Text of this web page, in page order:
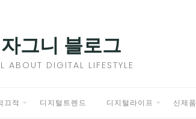
자그니 블로그
ABOUT DIGITAL LIFESTYLE
끄적 디지털트렌드 디지털라이프 신제품